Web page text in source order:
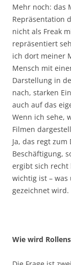
Mehr noch: das
Repräsentation
nicht als Freak
repräsentiert
ich dort meiner
Mensch mit
Darstellung in
nach, starken
auch auf das
Wenn ich sehe,
Filmen
Ja, das regt
Beschäftigung,
ergibt sich recht
wichtig ist –
gezeichnet wird.
Wie wird